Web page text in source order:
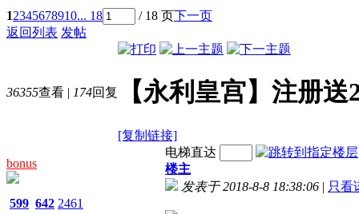
12345678910... 18 / 18 页下一页
返回列表 发帖
36355查看 | 174回复 【永利皇宫】注册
[复制链接]
bonus
599 642 2461
电梯直达
楼主
发表于 2018-8-8 18:38:06 | 只看